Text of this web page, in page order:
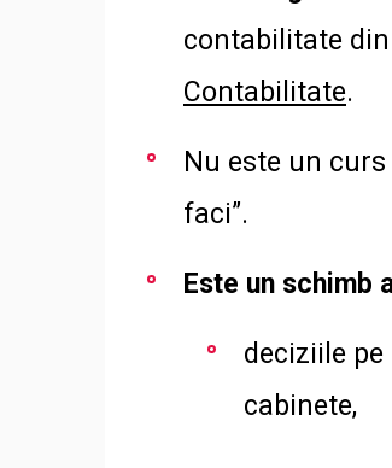
contabilitate
Contabilitate.
Nu este un
faci”.
Este un schimb
deciziile
cabinete,